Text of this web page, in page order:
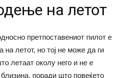
на летот
претпоставениот пилот е
на летот, но тој не може да ги
летаат околу него и не е
поради што повеќето